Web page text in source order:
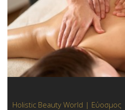
Holistic Beauty World | Εύοσμος